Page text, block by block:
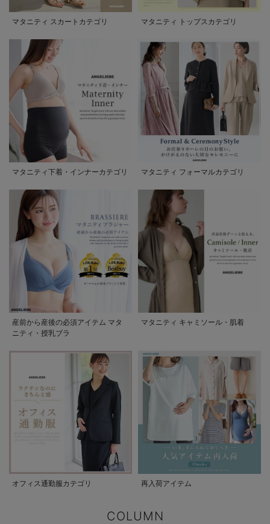
マタニティ スカートカテゴリ マタニティ トップスカテゴリ
マタニティ下着・インナーカテゴリ マタニティ フォーマルカテゴリ
産前から産後の必須アイテム マタ
ニティ・授乳ブラ
マタニティ キャミソール・肌着
オフィス通勤服カテゴリ 再入荷アイテム
COLUMN